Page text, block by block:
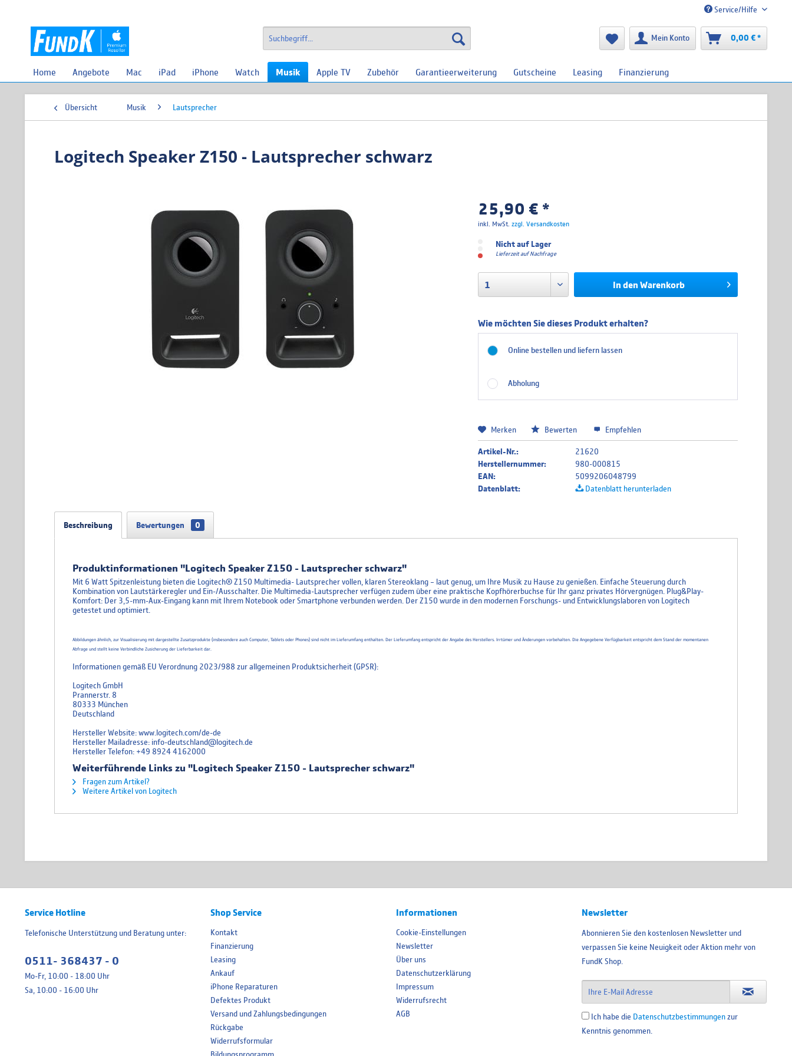
Service/Hilfe
Mein Konto 0,00 € *
Home Angebote Mac iPad iPhone Watch Musik Apple TV Zubehör Garantieerweiterung Gutscheine Leasing Finanzierung
Übersicht Musik Lautsprecher
Logitech Speaker Z150 - Lautsprecher schwarz
25,90 € *
inkl. MwSt.zzgl. Versandkosten
Nicht auf Lager
Lieferzeit auf Nachfrage
In den Warenkorb
Wie möchten Sie dieses Produkt erhalten?
Online bestellen und liefern lassen
Abholung
Merken Bewerten Empfehlen
Artikel-Nr.:
21620
Herstellernummer:
980-000815
EAN:
5099206048799
Datenblatt:
Datenblatt herunterladen
Beschreibung Bewertungen 0
Produktinformationen "Logitech Speaker Z150 - Lautsprecher schwarz"
Mit 6 Watt Spitzenleistung bieten die Logitech® Z150 Multimedia- Lautsprecher vollen, klaren Stereoklang – laut genug, um Ihre Musik zu Hause zu genießen. Einfache Steuerung durch
Kombination von Lautstärkeregler und Ein-/Ausschalter. Die Multimedia-Lautsprecher verfügen zudem über eine praktische Kopfhörerbuchse für Ihr ganz privates Hörvergnügen. Plug&Play-
Komfort: Der 3,5-mm-Aux-Eingang kann mit Ihrem Notebook oder Smartphone verbunden werden. Der Z150 wurde in den modernen Forschungs- und Entwicklungslaboren von Logitech
getestet und optimiert.
Abbildungen ähnlich, zur Visualisierung mit dargestellte Zusatzprodukte (insbesondere auch Computer, Tablets oder Phones) sind nicht im Lieferumfang enthalten. Der Lieferumfang entspricht der Angabe des Herstellers. Irrtümer und Änderungen vorbehalten. Die Angegebene Verfügbarkeit entspricht dem Stand der momentanen
Abfrage und stellt keine Verbindliche Zusicherung der Lieferbarkeit dar.
Informationen gemäß EU Verordnung 2023/988 zur allgemeinen Produktsicherheit (GPSR):
Logitech GmbH
Prannerstr. 8
80333 München
Deutschland
Hersteller Website: www.logitech.com/de-de
Hersteller Mailadresse: info-deutschland@logitech.de
Hersteller Telefon: +49 8924 4162000
Weiterführende Links zu "Logitech Speaker Z150 - Lautsprecher schwarz"
Fragen zum Artikel?
Weitere Artikel von Logitech
Service Hotline
Telefonische Unterstützung und Beratung unter:
0511- 368437 - 0
Mo-Fr, 10:00 - 18:00 Uhr
Sa, 10:00 - 16:00 Uhr
Shop Service
Kontakt
Finanzierung
Leasing
Ankauf
iPhone Reparaturen
Defektes Produkt
Versand und Zahlungsbedingungen
Rückgabe
Widerrufsformular
Informationen
Cookie-Einstellungen
Newsletter
Über uns
Datenschutzerklärung
Impressum
Widerrufsrecht
AGB
Newsletter
Abonnieren Sie den kostenlosen Newsletter und
verpassen Sie keine Neuigkeit oder Aktion mehr von
FundK Shop.
Ich habe die Datenschutzbestimmungenzur
Kenntnis genommen.